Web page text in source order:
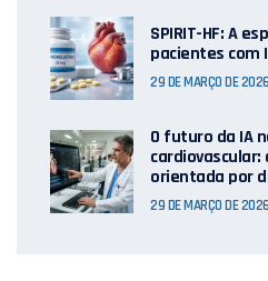
SPIRIT-HF: A
pacientes com
29 DE MARÇO DE 2026
O futuro da IA
cardiovascular:
orientada por
29 DE MARÇO DE 2026